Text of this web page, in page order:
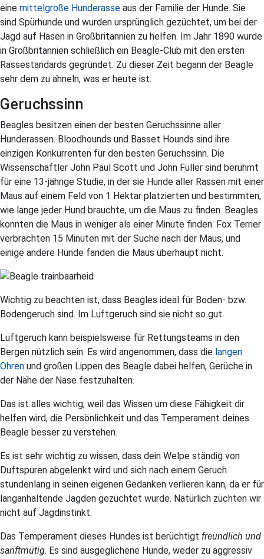
eine mittelgroße Hunderasse aus der Familie der Hunde. Sie
sind Spürhunde und wurden ursprünglich gezüchtet, um bei der
Jagd auf Hasen in Großbritannien zu helfen. Im Jahr 1890 wurde
in Großbritannien schließlich ein Beagle-Club mit den ersten
Rassestandards gegründet. Zu dieser Zeit begann der Beagle
sehr dem zu ähneln, was er heute ist.
Geruchssinn
Beagles besitzen einen der besten Geruchssinne aller
Hunderassen. Bloodhounds und Basset Hounds sind ihre
einzigen Konkurrenten für den besten Geruchssinn. Die
Wissenschaftler John Paul Scott und John Fuller sind berühmt
für eine 13-jährige Studie, in der sie Hunde aller Rassen mit einer
Maus auf einem Feld von 1 Hektar platzierten und bestimmten,
wie lange jeder Hund brauchte, um die Maus zu finden. Beagles
konnten die Maus in weniger als einer Minute finden. Fox Terrier
verbrachten 15 Minuten mit der Suche nach der Maus, und
einige andere Hunde fanden die Maus überhaupt nicht.
Wichtig zu beachten ist, dass Beagles ideal für Boden- bzw.
Bodengeruch sind. Im Luftgeruch sind sie nicht so gut.
Luftgeruch kann beispielsweise für Rettungsteams in den
Bergen nützlich sein. Es wird angenommen, dass die langen
Ohren und großen Lippen des Beagle dabei helfen, Gerüche in
der Nähe der Nase festzuhalten.
Das ist alles wichtig, weil das Wissen um diese Fähigkeit dir
helfen wird, die Persönlichkeit und das Temperament deines
Beagle besser zu verstehen.
Es ist sehr wichtig zu wissen, dass dein Welpe ständig von
Duftspuren abgelenkt wird und sich nach einem Geruch
stundenlang in seinen eigenen Gedanken verlieren kann, da er für
langanhaltende Jagden gezüchtet wurde. Natürlich züchten wir
nicht auf Jagdinstinkt.
Das Temperament dieses Hundes ist berüchtigt freundlich und
sanftmütig. Es sind ausgeglichene Hunde, weder zu aggressiv